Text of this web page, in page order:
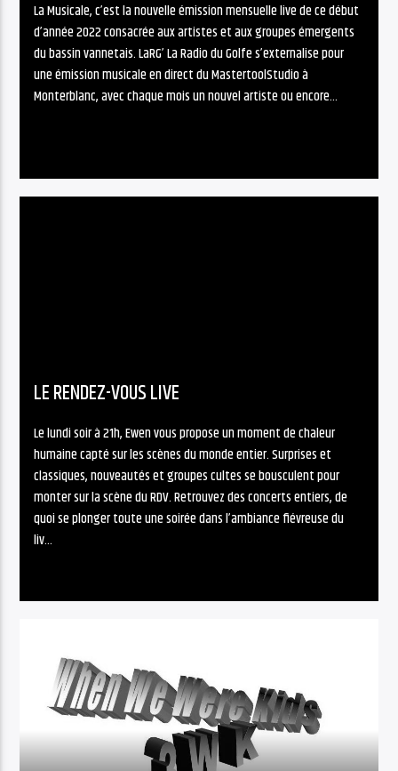
La Musicale, c’est la nouvelle émission mensuelle live de ce début
d’année 2022 consacrée aux artistes et aux groupes émergents
du bassin vannetais. LaRG’ La Radio du Golfe s’externalise pour
une émission musicale en direct du MastertoolStudio à
Monterblanc, avec chaque mois un nouvel artiste ou encore...
LE RENDEZ-VOUS LIVE
Le lundi soir à 21h, Ewen vous propose un moment de chaleur
humaine capté sur les scènes du monde entier. Surprises et
classiques, nouveautés et groupes cultes se bousculent pour
monter sur la scène du RDV. Retrouvez des concerts entiers, de
quoi se plonger toute une soirée dans l’ambiance fiévreuse du
liv...